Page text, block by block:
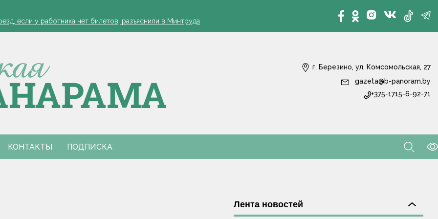
и предложил ускорить реализацию договоренностей
если у работника нет билетов, разъяснили в Минтруда
работников АПК
Столинском районе
и предложил ускорить реализацию договоренностей
если у работника нет билетов, разъяснили в Минтруда
АПК
обязательна
Столинском районе
г. Березино, ул. Комсомольская, 27
gazeta@b-panoram.by
+375-1715-6-92-71
КОНТАКТЫ ПОДПИСКА
Лента новостей